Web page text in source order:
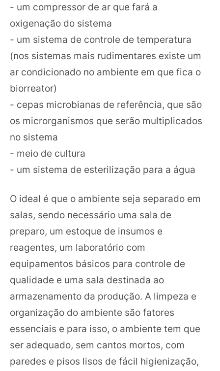
- um compressor de ar que fará a
oxigenação do sistema
- um sistema de controle de temperatura
(nos sistemas mais rudimentares existe um
ar condicionado no ambiente em que fica o
biorreator)
- cepas microbianas de referência, que são
os microrganismos que serão multiplicados
no sistema
- meio de cultura
- um sistema de esterilização para a água
O ideal é que o ambiente seja separado em
salas, sendo necessário uma sala de
preparo, um estoque de insumos e
reagentes, um laboratório com
equipamentos básicos para controle de
qualidade e uma sala destinada ao
armazenamento da produção. A limpeza e
organização do ambiente são fatores
essenciais e para isso, o ambiente tem que
ser adequado, sem cantos mortos, com
paredes e pisos lisos de fácil higienização,